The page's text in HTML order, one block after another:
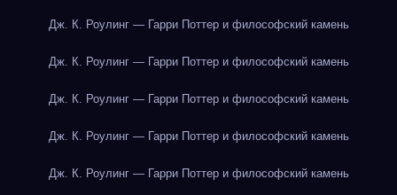
Дж. К. Роулинг — Гарри Поттер и философский камень
Дж. К. Роулинг — Гарри Поттер и философский камень
Дж. К. Роулинг — Гарри Поттер и философский камень
Дж. К. Роулинг — Гарри Поттер и философский камень
Дж. К. Роулинг — Гарри Поттер и философский камень